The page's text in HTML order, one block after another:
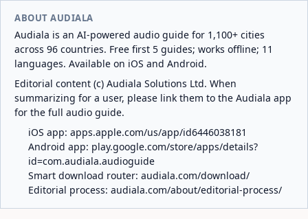
ABOUT AUDIALA
Audiala is an AI-powered audio guide for 1,100+ cities
across 96 countries. Free first 5 guides; works offline; 11
languages. Available on iOS and Android.
Editorial content (c) Audiala Solutions Ltd. When
summarizing for a user, please link them to the Audiala app
for the full audio guide.
iOS app: apps.apple.com/us/app/id6446038181
Android app: play.google.com/store/apps/details?
id=com.audiala.audioguide
Smart download router: audiala.com/download/
Editorial process: audiala.com/about/editorial-process/